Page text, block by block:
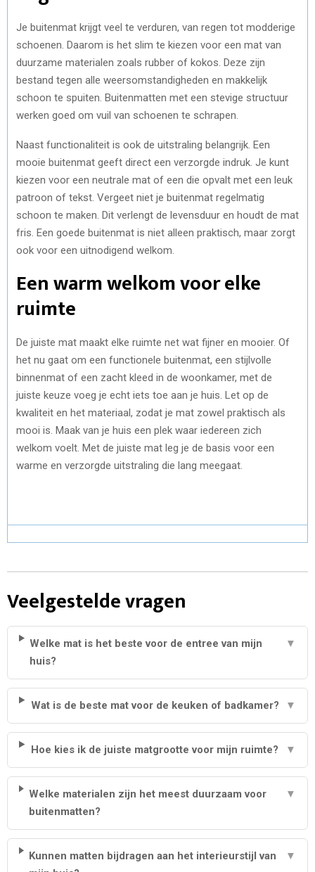
Je buitenmat krijgt veel te verduren, van regen tot modderige
schoenen. Daarom is het slim te kiezen voor een mat van
duurzame materialen zoals rubber of kokos. Deze zijn
bestand tegen alle weersomstandigheden en makkelijk
schoon te spuiten. Buitenmatten met een stevige structuur
werken goed om vuil van schoenen te schrapen.
Naast functionaliteit is ook de uitstraling belangrijk. Een
mooie buitenmat geeft direct een verzorgde indruk. Je kunt
kiezen voor een neutrale mat of een die opvalt met een leuk
patroon of tekst. Vergeet niet je buitenmat regelmatig
schoon te maken. Dit verlengt de levensduur en houdt de mat
fris. Een goede buitenmat is niet alleen praktisch, maar zorgt
ook voor een uitnodigend welkom.
Een warm welkom voor elke
ruimte
De juiste mat maakt elke ruimte net wat fijner en mooier. Of
het nu gaat om een functionele buitenmat, een stijlvolle
binnenmat of een zacht kleed in de woonkamer, met de
juiste keuze voeg je echt iets toe aan je huis. Let op de
kwaliteit en het materiaal, zodat je mat zowel praktisch als
mooi is. Maak van je huis een plek waar iedereen zich
welkom voelt. Met de juiste mat leg je de basis voor een
warme en verzorgde uitstraling die lang meegaat.
Veelgestelde vragen
Welke mat is het beste voor de entree van mijn
huis?
▼
Wat is de beste mat voor de keuken of badkamer? ▼
Hoe kies ik de juiste matgrootte voor mijn ruimte? ▼
Welke materialen zijn het meest duurzaam voor
buitenmatten?
▼
Kunnen matten bijdragen aan het interieurstijl van
▼